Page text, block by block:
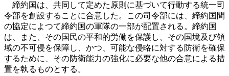
締約国は、共同して定めた原則に基づいて行動する統一司
令部を創設することに合意した。この司令部には、締約国間
の協定によつて締約国の軍隊の一部が配置される。締約国
は、また、その国民の平和的労働を保護し、その国境及び領
域の不可侵を保障し、かつ、可能な侵略に対する防衛を確保
するために、その防衛能力の強化に必要な他の合意による措
置を執るものとする。